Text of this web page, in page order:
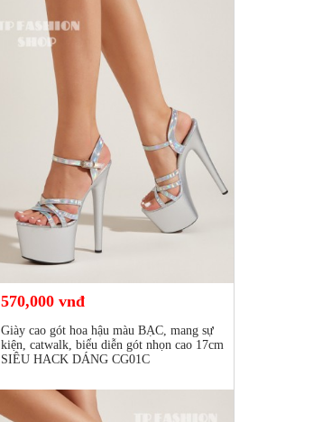
570,000 vnđ
Giày cao gót hoa hậu màu BẠC, mang sự
kiện, catwalk, biểu diễn gót nhọn cao 17cm
SIÊU HACK DÁNG CG01C